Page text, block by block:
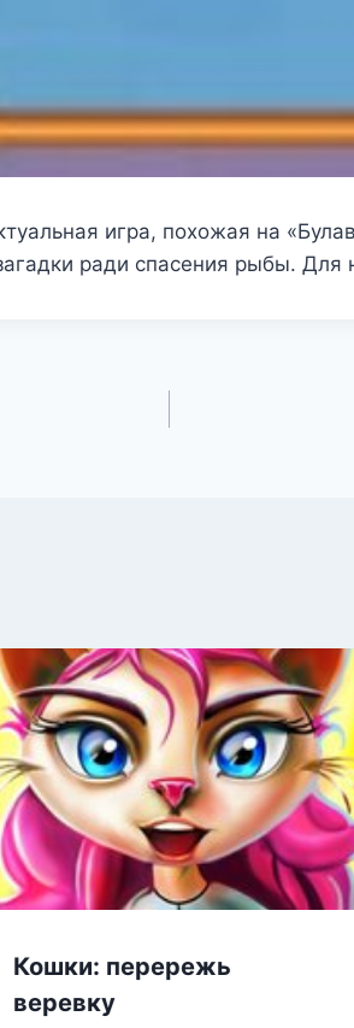
игра, похожая на
ради спасения рыбы. Для
Кошки: перережь
веревку